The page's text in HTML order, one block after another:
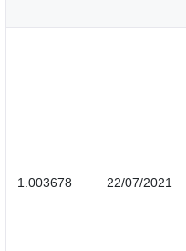
1.003678 22/07/2021